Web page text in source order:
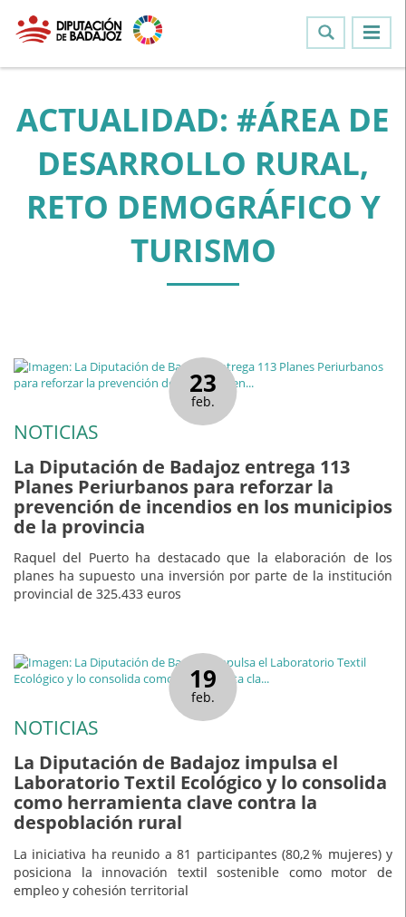
ACTUALIDAD: #ÁREA DE
DESARROLLO RURAL,
RETO DEMOGRÁFICO Y
TURISMO
23
feb.
NOTICIAS
La Diputación de Badajoz entrega 113
Planes Periurbanos para reforzar la
prevención de incendios en los municipios
de la provincia
Raquel del Puerto ha destacado que la elaboración de los
planes ha supuesto una inversión por parte de la institución
provincial de 325.433 euros
19
feb.
NOTICIAS
La Diputación de Badajoz impulsa el
Laboratorio Textil Ecológico y lo consolida
como herramienta clave contra la
despoblación rural
La iniciativa ha reunido a 81 participantes (80,2 % mujeres) y
posiciona la innovación textil sostenible como motor de
empleo y cohesión territorial